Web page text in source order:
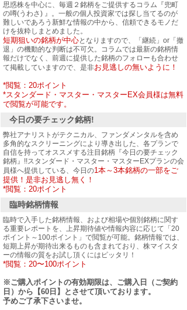
思惑株を中心に、毎週２銘柄をご提供するコラム『兜町
の噂(うわさ) 』。一般の個人投資家では探し当てるのが
難しいであろう新鮮な情報の中から、信頼できるモノだ
けを抜粋しまとめました。
短期狙いの銘柄が中心となりますので、「継続」or「撤
退」の機動的な判断は不可欠。コラムでは最新の銘柄情
報だけでなく、前週に提供した銘柄のフォローも合わせ
て掲載していますので、是非お見逃しの無いように！
*閲覧：20ポイント
*スタンダード・マスター・マスターEX会員様は無料
で閲覧が可能です。
今日の要チェック銘柄!
弊社アナリストがテクニカル、ファンダメンタルを含め
多角的なスクリーニングにより導き出した、各プランで
自信を持ってオススメする注目銘柄『今日の要チェック
銘柄』!!スタンダード・マスター・マスターEXプランの会
員様へ提供している、今日の1本～3本銘柄の一部をご
提供！是非お見逃し無く！
*閲覧：20ポイント
臨時銘柄情報
臨時で入手した銘柄情報、および相場や個別銘柄に関す
る重要レポートを、上昇期待値や情報内容に応じて「20
ポイント～100ポイント」で閲覧が可能。銘柄情報では、
短期上昇が期待出来るものも含まれており、株マイスタ
ーの情報の質をお試し頂くにはピッタリ！
*閲覧：20〜100ポイント
※ご購入ポイントの有効期限は、ご購入日（ご契約
日）から【60日】とさせて頂いております。
予めご了承下さいませ。